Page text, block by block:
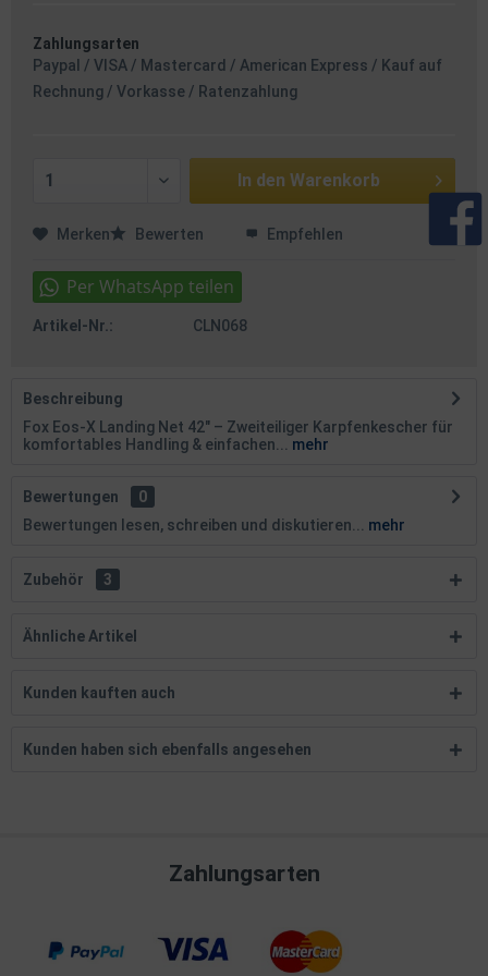
Zahlungsarten
Paypal / VISA / Mastercard / American Express / Kauf auf
Rechnung / Vorkasse / Ratenzahlung
In den Warenkorb
Merken Bewerten Empfehlen
Artikel-Nr.: CLN068
Beschreibung
Fox Eos-X Landing Net 42" – Zweiteiliger Karpfenkescher für
komfortables Handling & einfachen...
mehr
Bewertungen
0
Bewertungen lesen, schreiben und diskutieren...
mehr
Zubehör 3
Ähnliche Artikel
Kunden kauften auch
Kunden haben sich ebenfalls angesehen
Zahlungsarten